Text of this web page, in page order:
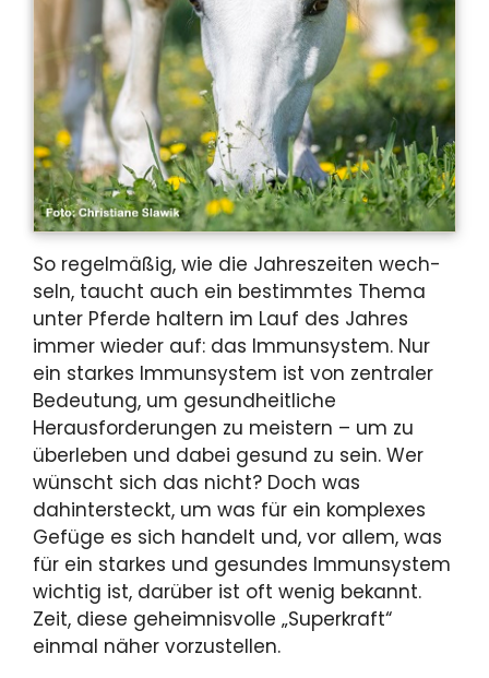
So regelmäßig, wie die Jahreszeiten wech­
seln, taucht auch ein bestimmtes Thema
unter Pferde haltern im Lauf des Jahres
immer wieder auf: das Immunsystem. Nur
ein starkes Immunsystem ist von zentraler
Bedeu­tung, um gesundheitliche
Herausforde­rungen zu meistern – um zu
überleben und dabei gesund zu sein. Wer
wünscht sich das nicht? Doch was
dahintersteckt, um was für ein komplexes
Gefüge es sich handelt und, vor allem, was
für ein star­kes und gesundes Immunsystem
wichtig ist, darüber ist oft wenig bekannt.
Zeit, diese geheimnisvolle „Superkraft“
einmal näher vorzustellen.